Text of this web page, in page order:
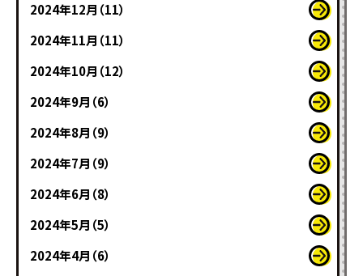
2024年12月（11）
2024年11月（11）
2024年10月（12）
2024年9月（6）
2024年8月（9）
2024年7月（9）
2024年6月（8）
2024年5月（5）
2024年4月（6）